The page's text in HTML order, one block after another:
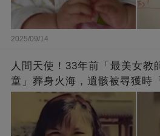
2025/09/14
人間天使！33年前「最美女教
童」葬身火海，遺骸被尋獲時
崩：真正的英雄不該被遺忘